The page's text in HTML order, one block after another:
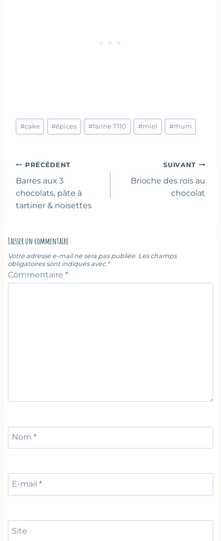
Étiquettes
de
#cake #épices #farine T110 #miel #rhum
Navigation
de
l’article
PRÉCÉDENT
Barres aux 3
chocolats, pâte à
tartiner & noisettes
SUIVANT
Brioche des rois au
chocolat
Laisser un commentaire
Votre adresse e-mail ne sera pas publiée. Les champs
obligatoires sont indiqués avec *
Commentaire *
Nom *
E-mail *
Site